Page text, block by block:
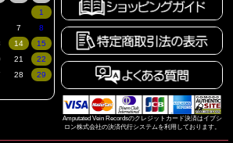
Amputated Vein Recordsのクレジットカード決済はイプシ
ロン株式会社の決済代行システムを利用しております。